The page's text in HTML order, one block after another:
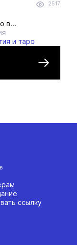
2517
в...
и таро
ссылку